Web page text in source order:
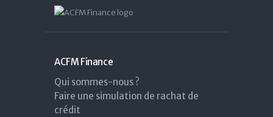
ACFM Finance
Qui sommes-nous ?
Faire une simulation de rachat de
crédit